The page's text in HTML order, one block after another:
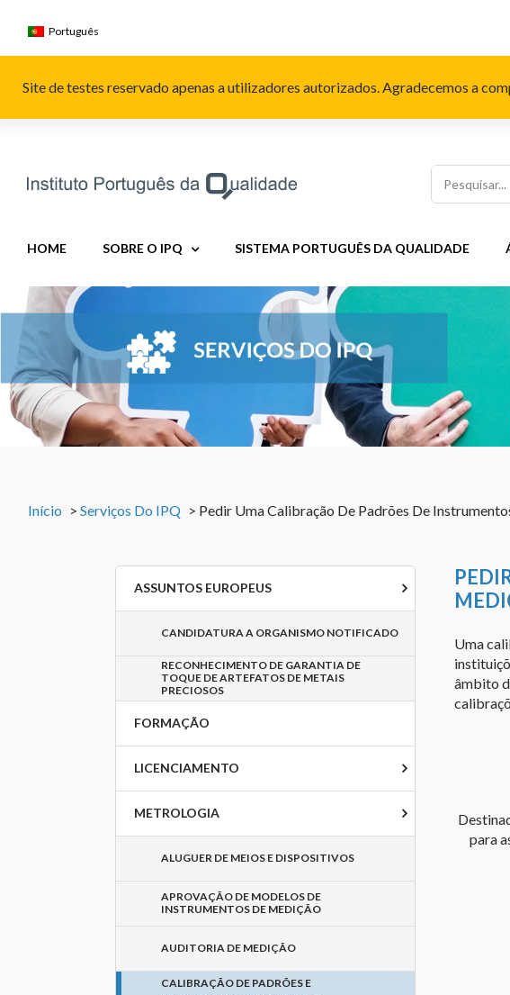
Português
Site de testes reservado apenas a utilizadores autorizados. Agradecemos a
Pesquisar
HOME SOBRE O IPQ SISTEMA PORTUGUÊS DA QUALIDADE
Início > Serviços Do IPQ > Pedir Uma Calibração De Padrões De
ASSUNTOS EUROPEUS
CANDIDATURA A ORGANISMO NOTIFICADO
RECONHECIMENTO DE GARANTIA DE
TOQUE DE ARTEFATOS DE METAIS
PRECIOSOS
FORMAÇÃO
LICENCIAMENTO
METROLOGIA
ALUGUER DE MEIOS E DISPOSITIVOS
APROVAÇÃO DE MODELOS DE
INSTRUMENTOS DE MEDIÇÃO
AUDITORIA DE MEDIÇÃO
CALIBRAÇÃO DE PADRÕES E
Uma
âmbito
para